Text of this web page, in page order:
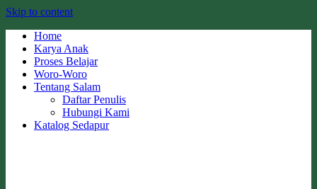
Skip to content
Home
Karya Anak
Proses Belajar
Woro-Woro
Tentang Salam
Daftar Penulis
Hubungi Kami
Katalog Sedapur